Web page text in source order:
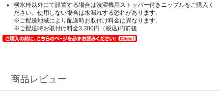
横水栓以外にて設置する場合は洗濯機用ストッパー付きニップルをご購入く
ださい。使用しない場合は水漏れする恐れがあります。
※ご配送地域により配送時お取付け料金は異なります。
※ご配送時お取付け料金3,300円（税込)円前後
商品レビュー